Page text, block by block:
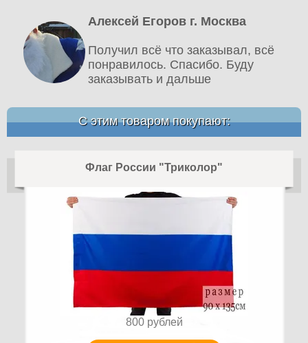
Алексей Егоров г. Москва
Получил всё что заказывал, всё
понравилось. Спасибо. Буду
заказывать и дальше
С этим товаром покупают:
Флаг России "Триколор"
800 рублей